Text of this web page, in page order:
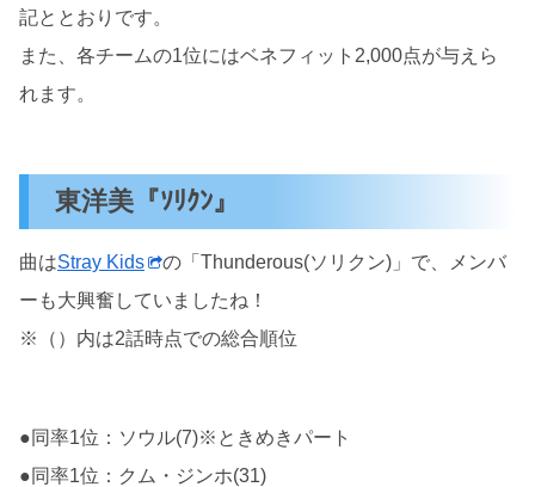
記ととおりです。
また、各チームの1位にはベネフィット2,000点が与えら
れます。
東洋美『ｿﾘｸﾝ』
曲はStray Kids
の「Thunderous(ソリクン)」で、メンバ
ーも大興奮していましたね！
※（）内は2話時点での総合順位
●同率1位：ソウル(7)※ときめきパート
●同率1位：クム・ジンホ(31)